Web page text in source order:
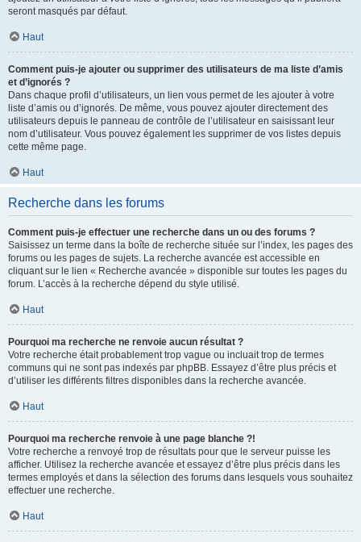
seront masqués par défaut.
Haut
Comment puis-je ajouter ou supprimer des utilisateurs de ma liste d’amis
et d’ignorés ?
Dans chaque profil d’utilisateurs, un lien vous permet de les ajouter à votre
liste d’amis ou d’ignorés. De même, vous pouvez ajouter directement des
utilisateurs depuis le panneau de contrôle de l’utilisateur en saisissant leur
nom d’utilisateur. Vous pouvez également les supprimer de vos listes depuis
cette même page.
Haut
Recherche dans les forums
Comment puis-je effectuer une recherche dans un ou des forums ?
Saisissez un terme dans la boîte de recherche située sur l’index, les pages des
forums ou les pages de sujets. La recherche avancée est accessible en
cliquant sur le lien « Recherche avancée » disponible sur toutes les pages du
forum. L’accès à la recherche dépend du style utilisé.
Haut
Pourquoi ma recherche ne renvoie aucun résultat ?
Votre recherche était probablement trop vague ou incluait trop de termes
communs qui ne sont pas indexés par phpBB. Essayez d’être plus précis et
d’utiliser les différents filtres disponibles dans la recherche avancée.
Haut
Pourquoi ma recherche renvoie à une page blanche ?!
Votre recherche a renvoyé trop de résultats pour que le serveur puisse les
afficher. Utilisez la recherche avancée et essayez d’être plus précis dans les
termes employés et dans la sélection des forums dans lesquels vous souhaitez
effectuer une recherche.
Haut